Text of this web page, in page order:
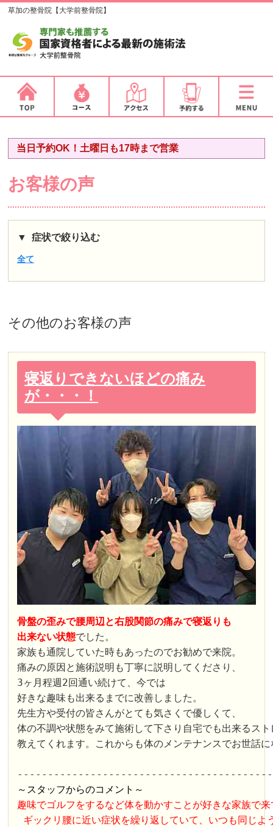
草加の整骨院【大学前整骨院】
当日予約OK！土曜日も17時まで営業
お客様の声
症状で絞り込む
全て
その他のお客様の声
寝返りできないほどの痛み
が・・・！
骨盤の歪みで腰周辺と右股関節の痛みで寝返りも
出来ない状態でした。
家族も通院していた時もあったのでお勧めで来院。
痛みの原因と施術説明も丁寧に説明してくださり、
3ヶ月程週2回通い続けて、今では
好きな趣味も出来るまでに改善しました。
先生方や受付の皆さんがとても気さくで優しくて、
体の不調や状態をみて施術して下さり自宅でも出来るス
教えてくれます。これからも体のメンテナンスでお世話
～スタッフからのコメント～
趣味でゴルフをするなど体を動かすことが好きな家族で
ギックリ腰に近い症状を繰り返していて、いつも同じよ